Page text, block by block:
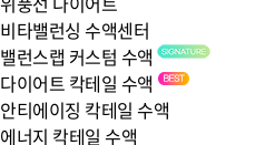
비타밸런싱 수액센터
밸런스랩 커스텀 수액
다이어트 칵테일 수액
안티에이징 칵테일 수액
에너지 칵테일 수액